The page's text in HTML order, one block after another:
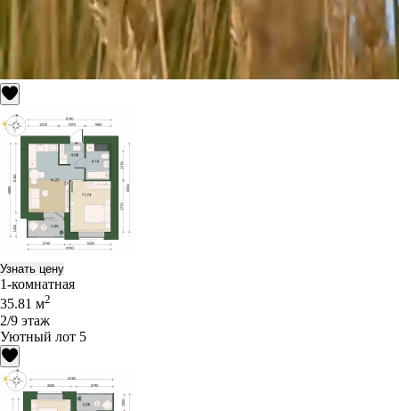
Узнать цену
1-комнатная
35.81 м2
2/9 этаж
Уютный лот 5